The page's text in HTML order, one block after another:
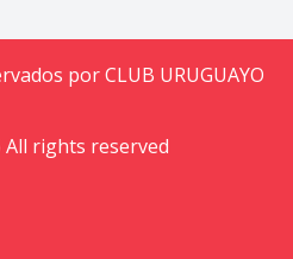
por CLUB URUGUAYO
rights reserved